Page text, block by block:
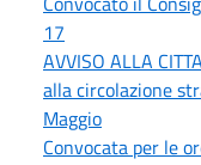
17
AVVISO ALLA
alla circolazione
Maggio
Convocata per le